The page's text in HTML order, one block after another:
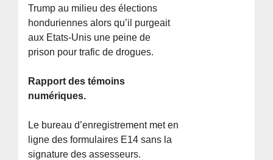
Trump au milieu des élections
honduriennes alors qu’il purgeait
aux Etats-Unis une peine de
prison pour trafic de drogues.
Rapport des témoins
numériques.
Le bureau d’enregistrement met en
ligne des formulaires E14 sans la
signature des assesseurs.